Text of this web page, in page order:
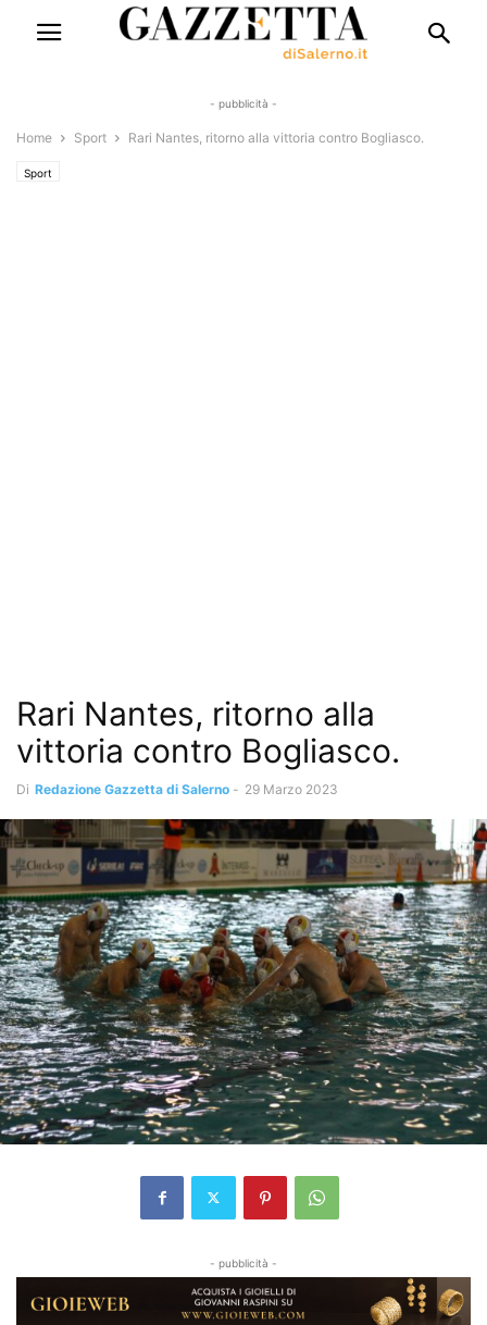
- pubblicità -
Home Sport Rari Nantes, ritorno alla vittoria contro Bogliasco.
Sport
Rari Nantes, ritorno alla
vittoria contro Bogliasco.
Di Redazione Gazzetta di Salerno - 29 Marzo 2023
- pubblicità -